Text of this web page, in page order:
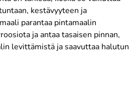
kestävyyteen ja
parantaa pintamaalin
ja antaa tasaisen pinnan,
levittämistä ja saavuttaa halutun